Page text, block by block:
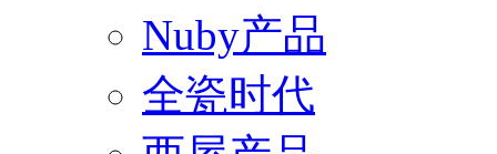
Nuby产品
全瓷时代